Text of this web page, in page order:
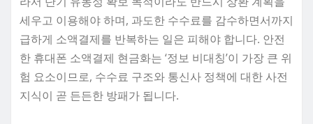
세우고 이용해야 하며, 과도한 수수료를 감수하면서까지
급하게 소액결제를 반복하는 일은 피해야 합니다. 안전
한 휴대폰 소액결제 현금화는 ‘정보 비대칭’이 가장 큰 위
험 요소이므로, 수수료 구조와 통신사 정책에 대한 사전
지식이 곧 든든한 방패가 됩니다.